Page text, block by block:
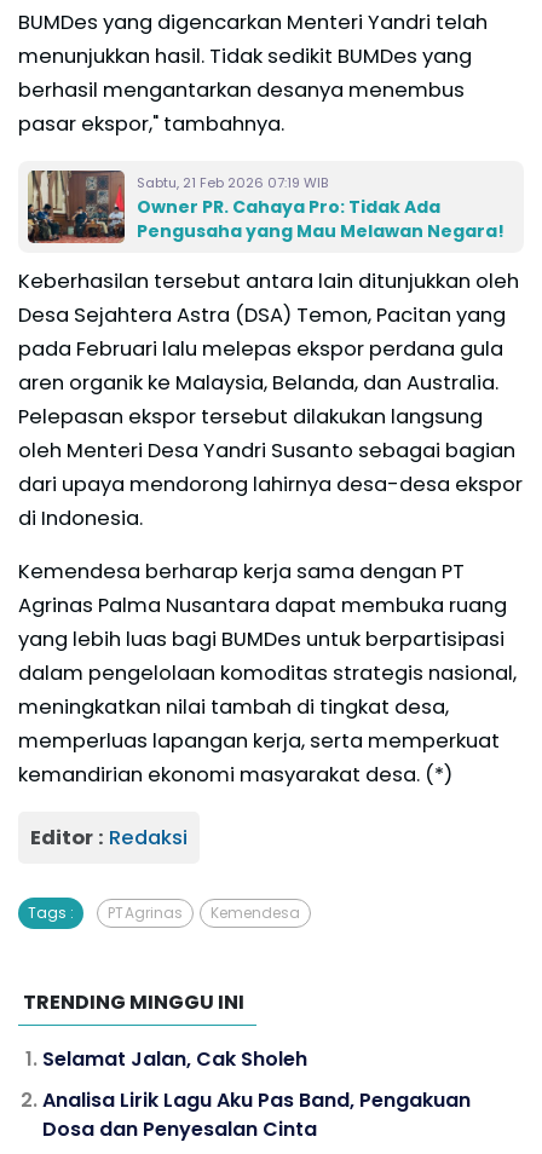
BUMDes yang digencarkan Menteri Yandri telah
menunjukkan hasil. Tidak sedikit BUMDes yang
berhasil mengantarkan desanya menembus
pasar ekspor," tambahnya.
Sabtu, 21 Feb 2026 07:19 WIB
Owner PR. Cahaya Pro: Tidak Ada
Pengusaha yang Mau Melawan Negara!
Keberhasilan tersebut antara lain ditunjukkan oleh
Desa Sejahtera Astra (DSA) Temon, Pacitan yang
pada Februari lalu melepas ekspor perdana gula
aren organik ke Malaysia, Belanda, dan Australia.
Pelepasan ekspor tersebut dilakukan langsung
oleh Menteri Desa Yandri Susanto sebagai bagian
dari upaya mendorong lahirnya desa-desa ekspor
di Indonesia.
Kemendesa berharap kerja sama dengan PT
Agrinas Palma Nusantara dapat membuka ruang
yang lebih luas bagi BUMDes untuk berpartisipasi
dalam pengelolaan komoditas strategis nasional,
meningkatkan nilai tambah di tingkat desa,
memperluas lapangan kerja, serta memperkuat
kemandirian ekonomi masyarakat desa. (*)
Editor : Redaksi
Tags : PT Agrinas Kemendesa
TRENDING MINGGU INI
Selamat Jalan, Cak Sholeh
Analisa Lirik Lagu Aku Pas Band, Pengakuan
Dosa dan Penyesalan Cinta